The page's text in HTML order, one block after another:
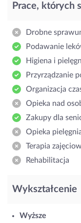
Prace, których
Drobne
Podawanie
Higiena i
Przyrządzanie
Organizacja
Opieka nad
Zakupy dla
Opieka
Terapia
Rehabilitacja
Wykształcenie
Wyższe